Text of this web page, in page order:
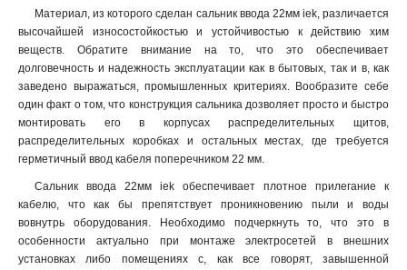
Материал, из которого сделан сальник ввода 22мм iek, различается
высочайшей износостойкостью и устойчивостью к действию хим
веществ. Обратите внимание на то, что это обеспечивает
долговечность и надежность эксплуатации как в бытовых, так и в, как
заведено выражаться, промышленных критериях. Вообразите себе
один факт о том, что конструкция сальника дозволяет просто и быстро
монтировать его в корпусах распределительных щитов,
распределительных коробках и остальных местах, где требуется
герметичный ввод кабеля поперечником 22 мм.
Сальник ввода 22мм iek обеспечивает плотное прилегание к
кабелю, что как бы препятствует проникновению пыли и воды
вовнутрь оборудования. Необходимо подчеркнуть то, что это в
особенности актуально при монтаже электросетей в внешних
установках либо помещениях с, как все говорят, завышенной